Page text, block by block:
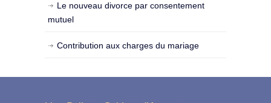
Le nouveau divorce par consentement
mutuel
Contribution aux charges du mariage